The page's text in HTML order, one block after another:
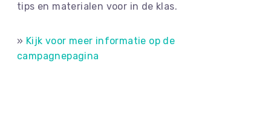
tips en materialen voor in de klas.
» Kijk voor meer informatie op de
campagnepagina